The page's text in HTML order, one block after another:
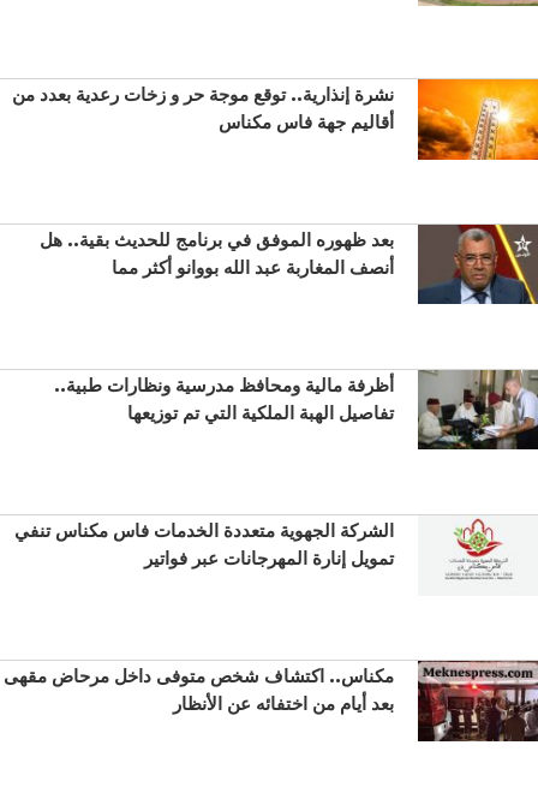
نشرة إنذارية.. توقع موجة حر و زخات رعدية بعدد من
أقاليم جهة فاس مكناس
بعد ظهوره الموفق في برنامج للحديث بقية.. هل
أنصف المغاربة عبد الله بووانو أكثر مما
أظرفة مالية ومحافظ مدرسية ونظارات طبية..
تفاصيل الهبة الملكية التي تم توزيعها
الشركة الجهوية متعددة الخدمات فاس مكناس تنفي
تمويل إنارة المهرجانات عبر فواتير
مكناس.. اكتشاف شخص متوفى داخل مرحاض مقهى
بعد أيام من اختفائه عن الأنظار